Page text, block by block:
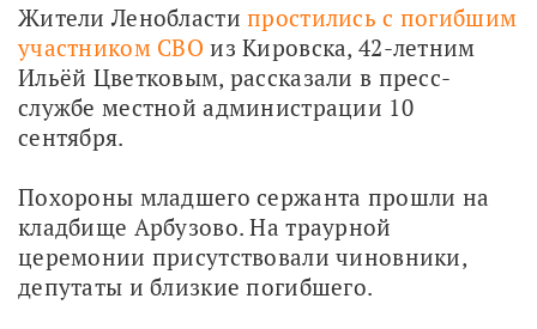
Жители Ленобласти простились с погибшим
участником СВО из Кировска, 42-летним
Ильёй Цветковым, рассказали в пресс-
службе местной администрации 10
сентября.
Похороны младшего сержанта прошли на
кладбище Арбузово. На траурной
церемонии присутствовали чиновники,
депутаты и близкие погибшего.